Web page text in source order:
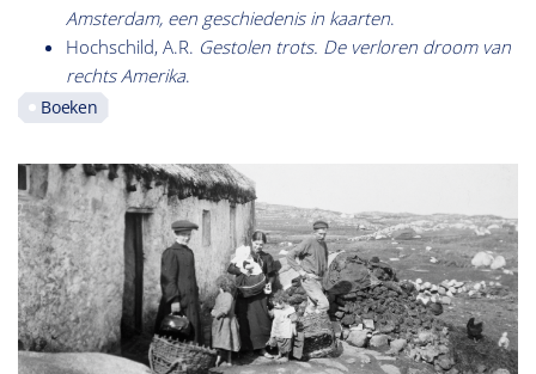
Amsterdam, een geschiedenis in kaarten.
Hochschild, A.R. Gestolen trots. De verloren droom van
rechts Amerika.
Boeken